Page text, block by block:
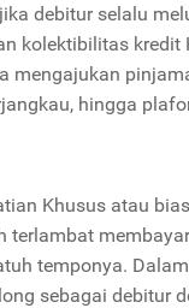
debitur selalu
kolektibilitas kredit
hingga
Khusus atau
temponya.
sebagai debitur